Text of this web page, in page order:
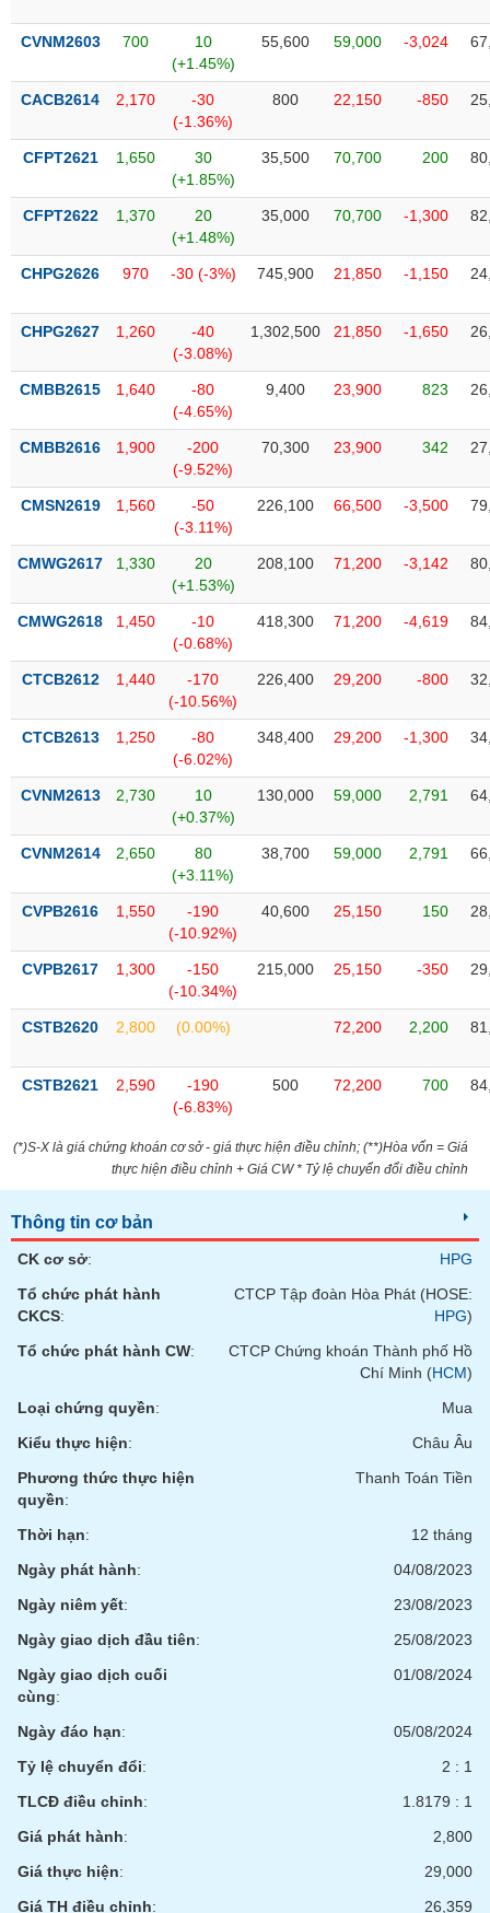
CVNM2603 700
10
(+1.45%)
55,600 59,000 -3,024
CACB2614 2,170
-30
(-1.36%)
800 22,150 -850
CFPT2621 1,650
30
(+1.85%)
35,500 70,700 200
CFPT2622 1,370
20
(+1.48%)
35,000 70,700 -1,300
CHPG2626 970 -30 (-3%) 745,900 21,850 -1,150
CHPG2627 1,260
-40
(-3.08%)
1,302,500 21,850 -1,650
CMBB2615 1,640
-80
(-4.65%)
9,400 23,900 823
CMBB2616 1,900
-200
(-9.52%)
70,300 23,900 342
CMSN2619 1,560
-50
(-3.11%)
226,100 66,500 -3,500
CMWG2617 1,330
20
(+1.53%)
208,100 71,200 -3,142
CMWG2618 1,450
-10
(-0.68%)
418,300 71,200 -4,619
CTCB2612 1,440
-170
(-10.56%)
226,400 29,200 -800
CTCB2613 1,250
-80
(-6.02%)
348,400 29,200 -1,300
CVNM2613 2,730
10
(+0.37%)
130,000 59,000 2,791
CVNM2614 2,650
80
(+3.11%)
38,700 59,000 2,791
CVPB2616 1,550
-190
(-10.92%)
40,600 25,150 150
CVPB2617 1,300
-150
(-10.34%)
215,000 25,150 -350
CSTB2620 2,800 (0.00%) 72,200 2,200
CSTB2621 2,590
-190
(-6.83%)
500 72,200 700
(*)S-X là giá chứng khoán cơ sở - giá thực hiện điều chỉnh; (**)Hòa vốn = Giá
thực hiện điều chỉnh + Giá CW * Tỷ lệ chuyển đổi điều chỉnh
Thông tin cơ bản
CK cơ sở:
HPG
Tổ chức phát hành
CKCS:
CTCP Tập đoàn Hòa Phát (HOSE:
HPG)
Tổ chức phát hành CW:
CTCP Chứng khoán Thành phố Hồ
Chí Minh (HCM)
Loại chứng quyền:
Mua
Kiểu thực hiện:
Châu Âu
Phương thức thực hiện
quyền:
Thanh Toán Tiền
Thời hạn:
12 tháng
Ngày phát hành:
04/08/2023
Ngày niêm yết:
23/08/2023
Ngày giao dịch đầu tiên:
25/08/2023
Ngày giao dịch cuối
cùng:
01/08/2024
Ngày đáo hạn:
05/08/2024
Tỷ lệ chuyển đổi:
2 : 1
TLCĐ điều chỉnh:
1.8179 : 1
Giá phát hành:
2,800
Giá thực hiện:
29,000
Giá TH điều chỉnh: 26,359
ÍCH
ĐỘNG
chứng
khoán
Tất cả Cổ phiếu Chỉ số Chứng chỉ quỹ Chứng
Lãnh
(-)
Người nội bộ
tức
(-)
Bài
tác
(-)
Báo
tích
(-)
ngữ
(-)
Dịch
(-)
Đào
tài
Công
đầu
tư
Truyền
thông
tài
chính
Dữ